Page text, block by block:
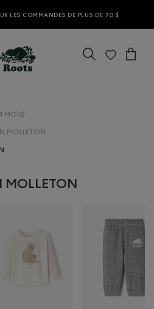
LES COMMANDES DE PLUS DE 70 $
MOIS)
MOLLETON
MOLLETON